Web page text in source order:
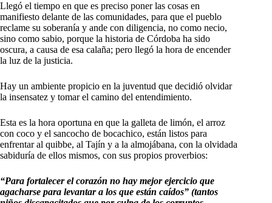
Llegó el tiempo en que es preciso poner las cosas en
manifiesto delante de las comunidades, para que el pueblo
reclame su soberanía y ande con diligencia, no como necio,
sino como sabio, porque la historia de Córdoba ha sido
oscura, a causa de esa calaña; pero llegó la hora de encender
la luz de la justicia.
Hay un ambiente propicio en la juventud que decidió olvidar
la insensatez y tomar el camino del entendimiento.
Esta es la hora oportuna en que la galleta de limón, el arroz
con coco y el sancocho de bocachico, están listos para
enfrentar al quibbe, al Tajín y a la almojábana, con la olvidada
sabiduría de ellos mismos, con sus propios proverbios:
“Para fortalecer el corazón no hay mejor ejercicio que
agacharse para levantar a los que están caídos” (tantos